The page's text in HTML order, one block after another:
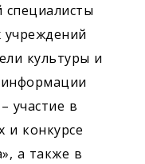
специалисты
учреждений
культуры и
информации
участие в
и конкурсе
а также в